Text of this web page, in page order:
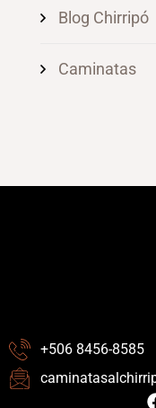
Blog Chirripó
Caminatas
+506 8456-8585